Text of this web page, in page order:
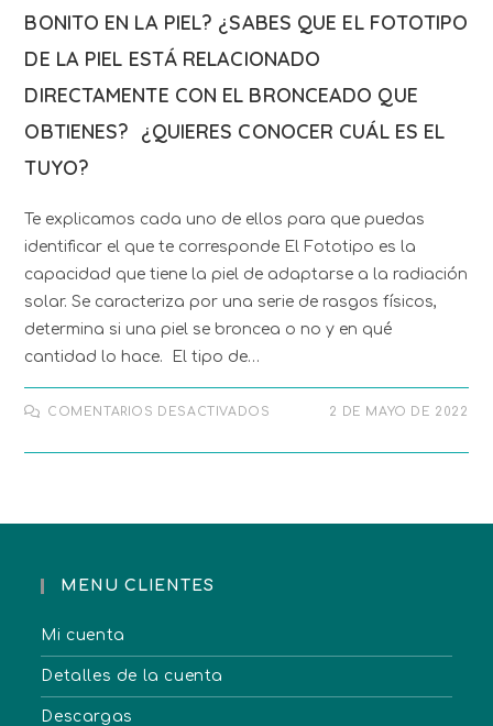
BONITO EN LA PIEL? ¿SABES QUE EL FOTOTIPO
DE LA PIEL ESTÁ RELACIONADO
DIRECTAMENTE CON EL BRONCEADO QUE
OBTIENES? ¿QUIERES CONOCER CUÁL ES EL
TUYO?
Te explicamos cada uno de ellos para que puedas
identificar el que te corresponde El Fototipo es la
capacidad que tiene la piel de adaptarse a la radiación
solar. Se caracteriza por una serie de rasgos físicos,
determina si una piel se broncea o no y en qué
cantidad lo hace. El tipo de…
COMENTARIOS DESACTIVADOS 2 DE MAYO DE 2022
MENU CLIENTES
Mi cuenta
Detalles de la cuenta
Descargas